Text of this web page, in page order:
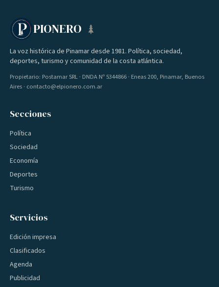
PIONERO
La voz histórica de Pinamar desde 1981. Política, sociedad,
deportes, turismo y comunidad de la costa atlántica.
Propietario: Postamar SRL · DNDA Nº 5344866 · Eneas 200, Pinamar, Buenos
Aires · contacto@elpionero.com.ar
Secciones
Política
Sociedad
Economía
Deportes
Turismo
Servicios
Edición impresa
Clasificados
Agenda
Publicidad